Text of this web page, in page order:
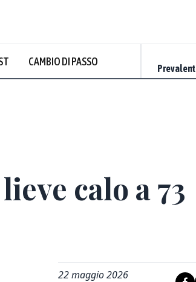
CAMBIO DI PASSO
Sereno
calo a 73
22 maggio 2026